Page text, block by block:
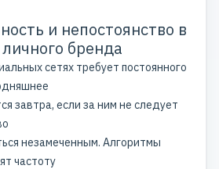
и непостоянство в
бренда
сетях требует постоянного
завтра, если за ним не следует
незамеченным. Алгоритмы
частоту